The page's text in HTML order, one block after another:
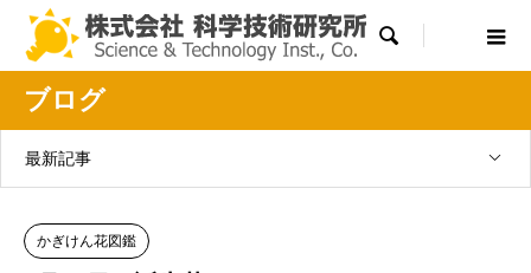

ブログ
最新記事
かぎけん花図鑑